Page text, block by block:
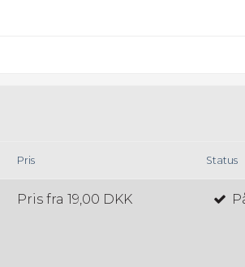
Pris Status
Pris fra 19,00 DKK